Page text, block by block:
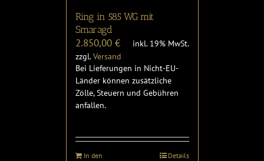
Ring in 585 WG mit
Smaragd
2.850,00 €
inkl. 19% MwSt.
zzgl.Versand
Bei Lieferungen in Nicht-EU-
Länder können zusätzliche
Zölle, Steuern und Gebühren
anfallen.
In den
Details